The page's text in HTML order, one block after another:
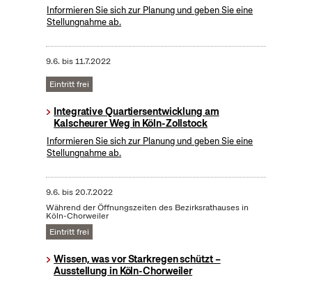
Informieren Sie sich zur Planung und geben Sie eine
Stellungnahme ab.
9.6. bis11.7.2022
Eintritt frei
Integrative Quartiersentwicklung am
Kalscheurer Weg in Köln-Zollstock
Informieren Sie sich zur Planung und geben Sie eine
Stellungnahme ab.
9.6. bis20.7.2022
Während der Öffnungszeiten des Bezirksrathauses in
Köln-Chorweiler
Eintritt frei
Wissen, was vor Starkregen schützt –
Ausstellung in Köln-Chorweiler